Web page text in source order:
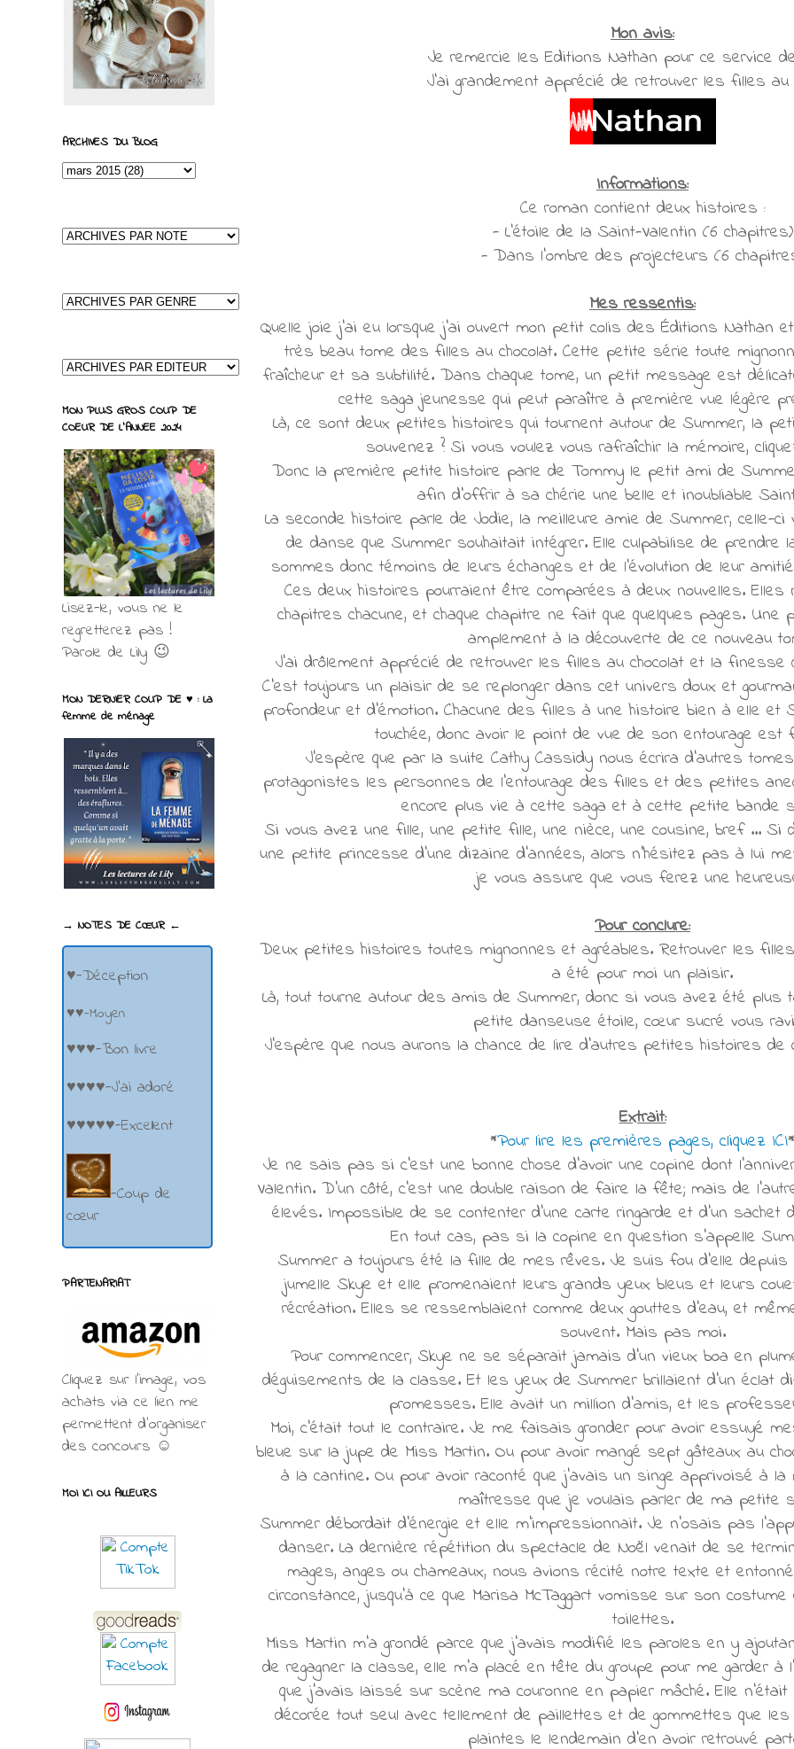
Mon avis:
Je remercie les Editions Nathan pour ce service
J'ai grandement apprécié de retrouver les filles au
Informations:
Ce roman contient deux histoires :
- L'étoile de la Saint-Valentin (6 chapitres)
- Dans l'ombre des projecteurs (6
Mes ressentis:
Quelle joie j'ai eu lorsque j'ai ouvert mon petit colis des Éditions Nathan
très beau tome des filles au chocolat. Cette petite série toute
fraîcheur et sa subtilité. Dans chaque tome, un petit message est
cette saga jeunesse qui peut paraître à première vue légère
Là, ce sont deux petites histoires qui tournent autour de Summer, la
souvenez ? Si vous voulez vous rafraîchir la mémoire,
Donc la première petite histoire parle de Tommy le petit ami de
afin d'offrir à sa chérie une belle et inoubliable
La seconde histoire parle de Jodie, la meilleure amie de Summer, celle-
de danse que Summer souhaitait intégrer. Elle culpabilise de
sommes donc témoins de leurs échanges et de l'évolution de leur
Ces deux histoires pourraient être comparées à deux nouvelles.
chapitres chacune, et chaque chapitre ne fait que quelques pages.
amplement à la découverte de ce nouveau
J'ai drôlement apprécié de retrouver les filles au chocolat et la finesse
C'est toujours un plaisir de se replonger dans cet univers doux et
profondeur et d'émotion. Chacune des filles à une histoire bien à elle et
touchée, donc avoir le point de vue de son entourage est
J'espère que par la suite Cathy Cassidy nous écrira d'autres
protagonistes les personnes de l'entourage des filles et des petites
encore plus vie à cette saga et à cette petite bande
Si vous avez une fille, une petite fille, une nièce, une cousine, bref ... Si
une petite princesse d'une dizaine d'années, alors n'hésitez pas à lui
je vous assure que vous ferez une
Pour conclure:
Deux petites histoires toutes mignonnes et agréables. Retrouver les
a été pour moi un plaisir.
Là, tout tourne autour des amis de Summer, donc si vous avez été
petite danseuse étoile, cœur sucré vous
J'espère que nous aurons la chance de lire d'autres petites histoires
Extrait:
*Pour lire les premières pages, cliquez ICI*
Je ne sais pas si c'est une bonne chose d'avoir une copine dont
Valentin. D'un côté, c'est une double raison de faire la fête; mais de
élevés. Impossible de se contenter d'une carte ringarde et d'un sachet
En tout cas, pas si la copine en question s'appelle
Summer a toujours été la fille de mes rêves. Je suis fou d'elle depuis
jumelle Skye et elle promenaient leurs grands yeux bleus et leurs
récréation. Elles se ressemblaient comme deux gouttes d'eau, et
souvent. Mais pas moi.
Pour commencer, Skye ne se séparait jamais d'un vieux boa en
déguisements de la classe. Et les yeux de Summer brillaient d'un éclat
promesses. Elle avait un million d'amis, et les
Moi, c'était tout le contraire. Je me faisais gronder pour avoir essuyé
bleue sur la jupe de Miss Martin. Ou pour avoir mangé sept gâteaux au
à la cantine. Ou pour avoir raconté que j'avais un singe apprivoisé à
maîtresse que je voulais parler de ma petite
Summer débordait d'énergie et elle m'impressionnait. Je n'osais pas
danser. La dernière répétition du spectacle de Noël venait de se
mages, anges ou chameaux, nous avions récité notre texte et
circonstance, jusqu'à ce que Marisa McTaggart vomisse sur son
toilettes.
Miss Martin m'a grondé parce que j'avais modifié les paroles en y
de regagner la classe, elle m'a placé en tête du groupe pour me garder
que j'avais laissé sur scène ma couronne en papier mâché. Elle
décorée tout seul avec tellement de paillettes et de gommettes que
plaintes le lendemain d'en avoir retrouvé
ARCHIVES DU BLOG
MON PLUS GROS COUP DE
COEUR DE L'ANNEE 2024
Lisez-le, vous ne le
regretterez pas !
Parole de Lily 😉
MON DERNIER COUP DE ♥ : La
femme de ménage
→ NOTES DE CŒUR ←
♥-Déception
♥♥-Moyen
♥♥♥-Bon livre
♥♥♥♥-J'ai adoré
♥♥♥♥♥-Excellent
-Coup de
cœur
PARTENARIAT
Cliquez sur l'image, vos
achats via ce lien me
permettent d’organiser
des concours ☺
MOI ICI OU AILLEURS